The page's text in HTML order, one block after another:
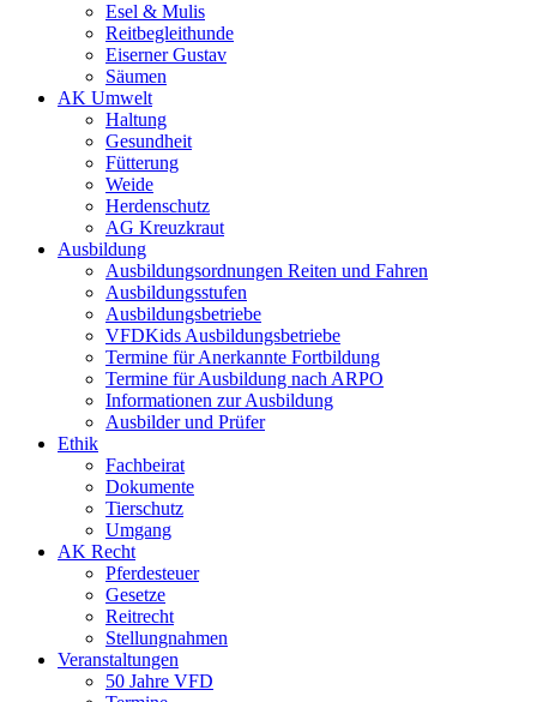
Esel & Mulis
Reitbegleithunde
Eiserner Gustav
Säumen
AK Umwelt
Haltung
Gesundheit
Fütterung
Weide
Herdenschutz
AG Kreuzkraut
Ausbildung
Ausbildungsordnungen Reiten und Fahren
Ausbildungsstufen
Ausbildungsbetriebe
VFDKids Ausbildungsbetriebe
Termine für Anerkannte Fortbildung
Termine für Ausbildung nach ARPO
Informationen zur Ausbildung
Ausbilder und Prüfer
Ethik
Fachbeirat
Dokumente
Tierschutz
Umgang
AK Recht
Pferdesteuer
Gesetze
Reitrecht
Stellungnahmen
Veranstaltungen
50 Jahre VFD